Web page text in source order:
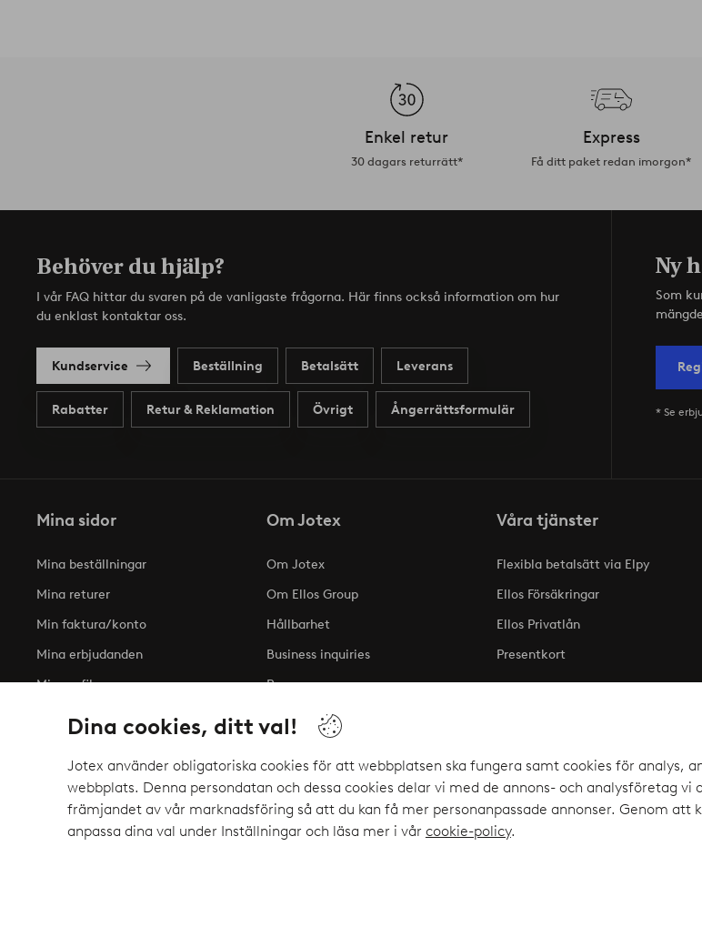
Dina cookies, ditt val!
Jotex använder obligatoriska cookies för att webbplatsen ska fungera samt cookies för analys,
webbplats. Denna persondatan och dessa cookies delar vi med de annons- och analysföretag
främjandet av vår marknadsföring så att du kan få mer personanpassade annonser. Genom att
anpassa dina val under Inställningar och läsa mer i vår cookie-policy.
Enkel retur
30 dagars returrätt*
Express
Få ditt paket redan imorgon*
Behöver du hjälp?
I vår FAQ hittar du svaren på de vanligaste frågorna. Här finns också information om hur
du enklast kontaktar oss.
Kundservice Beställning Betalsätt Leverans
Rabatter Retur & Reklamation Övrigt Ångerrättsformulär
Ny
Som
* Se
Mina sidor
Mina beställningar
Mina returer
Min faktura/konto
Mina erbjudanden
Min profil
Om Jotex
Om Jotex
Om Ellos Group
Hållbarhet
Business inquiries
Press
Tillgänglighetsredogörelse
Våra tjänster
Flexibla betalsätt via Elpy
Ellos Försäkringar
Ellos Privatlån
Presentkort
Säkra betalningar - Betala direkt eller dela upp
Vill du veta mer om våra betalalternativ elpy